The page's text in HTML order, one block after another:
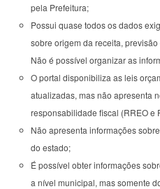
pela Prefeitura;
Possui quase todos os dados
sobre origem da receita,
Não é possível organizar as
O portal disponibiliza as leis
atualizadas, mas não apresenta
responsabilidade fiscal (RREO e
Não apresenta informações
do estado;
É possível obter informações
a nível municipal, mas somente